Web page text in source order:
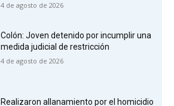
4 de agosto de 2026
Colón: Joven detenido por incumplir una
medida judicial de restricción
4 de agosto de 2026
Realizaron allanamiento por el homicidio